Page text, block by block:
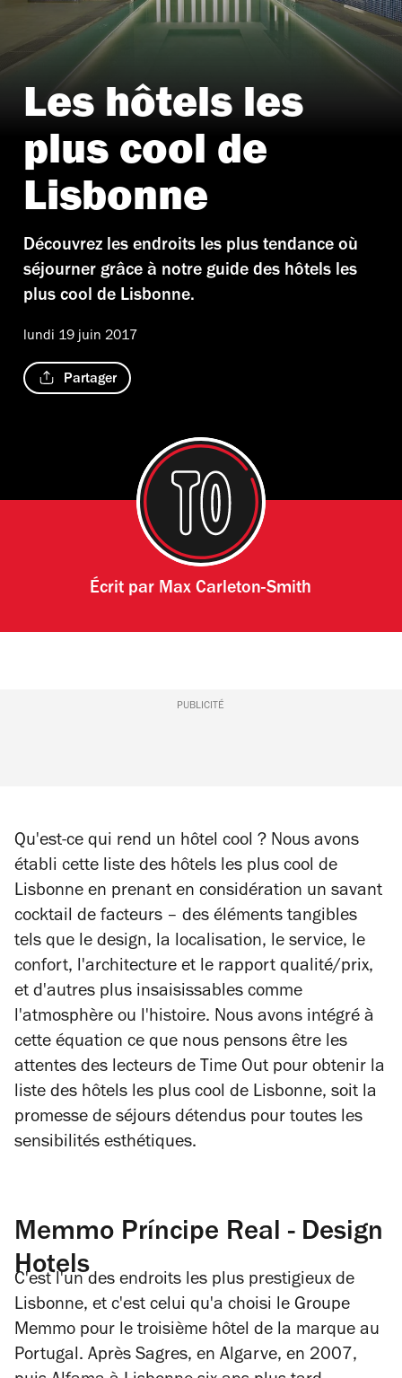
Les hôtels les
plus cool de
Lisbonne
Découvrez les endroits les plus tendance où
séjourner grâce à notre guide des hôtels les
plus cool de Lisbonne.
lundi 19 juin 2017
Partager
Écrit par Max Carleton-Smith
PUBLICITÉ
Qu'est-ce qui rend un hôtel cool ? Nous avons
établi cette liste des hôtels les plus cool de
Lisbonne en prenant en considération un savant
cocktail de facteurs – des éléments tangibles
tels que le design, la localisation, le service, le
confort, l'architecture et le rapport qualité/prix,
et d'autres plus insaisissables comme
l'atmosphère ou l'histoire. Nous avons intégré à
cette équation ce que nous pensons être les
attentes des lecteurs de Time Out pour obtenir la
liste des hôtels les plus cool de Lisbonne, soit la
promesse de séjours détendus pour toutes les
sensibilités esthétiques.
Memmo Príncipe Real - Design
Hotels
C'est l'un des endroits les plus prestigieux de
Lisbonne, et c'est celui qu'a choisi le Groupe
Memmo pour le troisième hôtel de la marque au
Portugal. Après Sagres, en Algarve, en 2007,